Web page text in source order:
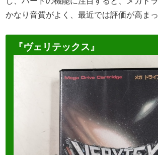
かなり音質がよく、最近では評価が高まっ
『ヴェリテックス』